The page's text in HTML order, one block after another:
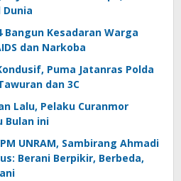
Bangun Kesadaran Warga
dan Narkoba
Puma Jatanras Polda
dan 3C
Lalu, Pelaku Curanmor
Bulan ini
UNRAM, Sambirang Ahmadi
Berani Berpikir, Berbeda,